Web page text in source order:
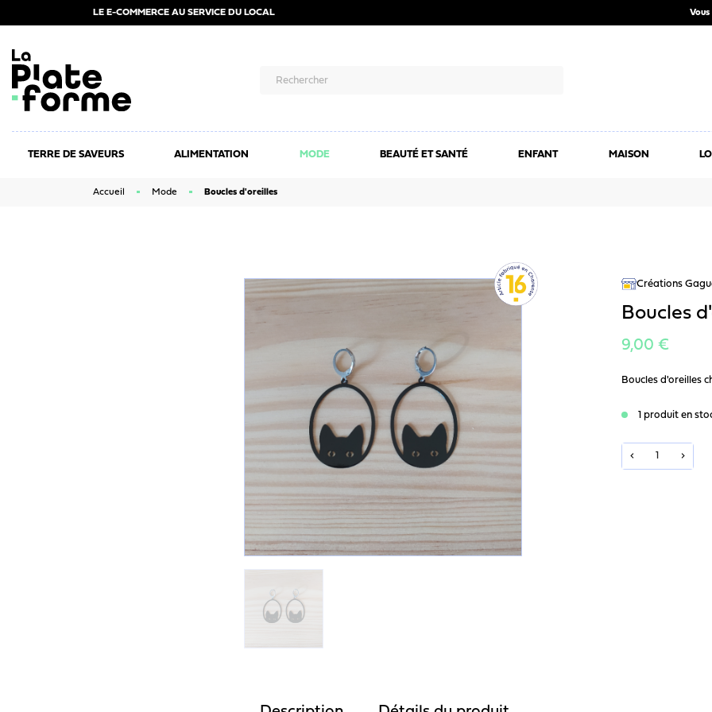
LE E-COMMERCE AU SERVICE DU LOCAL
TERRE DE SAVEURS ALIMENTATION MODE BEAUTÉ ET SANTÉ ENFANT MAISON
Accueil Mode Boucles d'oreilles
Créations
Boucles
9,00 €
Boucles d'oreilles
1 produit en